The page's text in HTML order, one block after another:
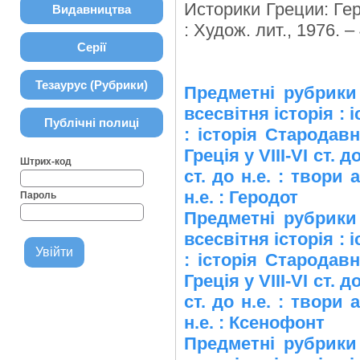
Видавництва
Серії
Тезаурус (Рубрики)
Публічні полиці
Штрих-код
Пароль
Историки Греции:
: Худож. лит., 1976. –
Предметні
всесвітня історія :
: історія
Греція у VIII-VI ст.
ст. до н.е. : твори
н.е. : Геродот
Предметні
всесвітня історія :
: історія
Греція у VIII-VI ст.
ст. до н.е. : твори
н.е. : Ксенофонт
Предметні